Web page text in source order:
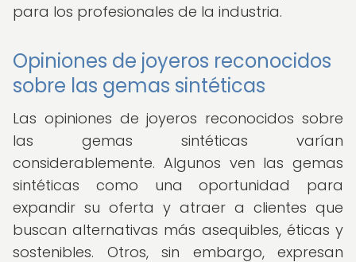
para los profesionales de la industria.
Opiniones de joyeros reconocidos
sobre las gemas sintéticas
Las opiniones de joyeros reconocidos sobre
las gemas sintéticas varían
considerablemente. Algunos ven las gemas
sintéticas como una oportunidad para
expandir su oferta y atraer a clientes que
buscan alternativas más asequibles, éticas y
sostenibles. Otros, sin embargo, expresan